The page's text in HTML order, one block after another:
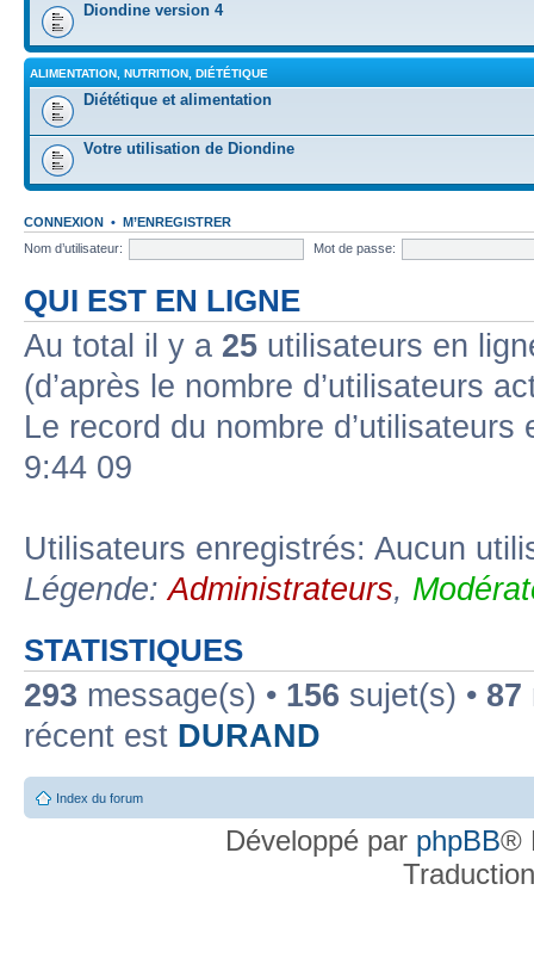
Diondine version 4
ALIMENTATION, NUTRITION, DIÉTÉTIQUE
Diététique et alimentation
Votre utilisation de Diondine
CONNEXION • M’ENREGISTRER
Nom d’utilisateur:
Mot de passe:
QUI EST EN LIGNE
Au total il y a 25 utilisateurs en
(d’après le nombre d’utilisateurs
Le record du nombre
9:44 09
Utilisateurs enregistrés: Aucun
Légende:Administrateurs,
STATISTIQUES
293 message(s) • 156 sujet(s) • 87
récent est DURAND
Index du forum
Développé par phpBB®